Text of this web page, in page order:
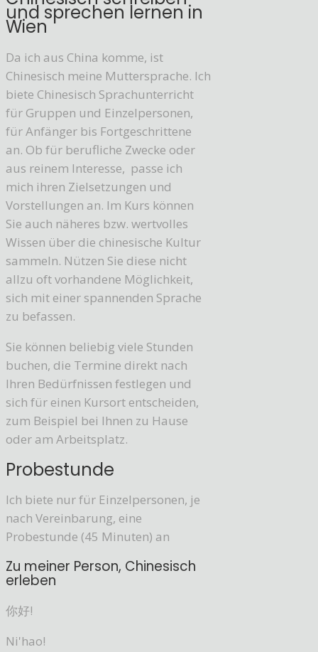
und sprechen lernen in
Wien
Da ich aus China komme, ist
Chinesisch meine Muttersprache. Ich
biete Chinesisch Sprachunterricht
für Gruppen und Einzelpersonen,
für Anfänger bis Fortgeschrittene
an. Ob für berufliche Zwecke oder
aus reinem Interesse, passe ich
mich ihren Zielsetzungen und
Vorstellungen an. Im Kurs können
Sie auch näheres bzw. wertvolles
Wissen über die chinesische Kultur
sammeln. Nützen Sie diese nicht
allzu oft vorhandene Möglichkeit,
sich mit einer spannenden Sprache
zu befassen.
Sie können beliebig viele Stunden
buchen, die Termine direkt nach
Ihren Bedürfnissen festlegen und
sich für einen Kursort entscheiden,
zum Beispiel bei Ihnen zu Hause
oder am Arbeitsplatz.
Probestunde
Ich biete nur für Einzelpersonen, je
nach Vereinbarung, eine
Probestunde (45 Minuten) an
Zu meiner Person, Chinesisch
erleben
你好!
Ni'hao!